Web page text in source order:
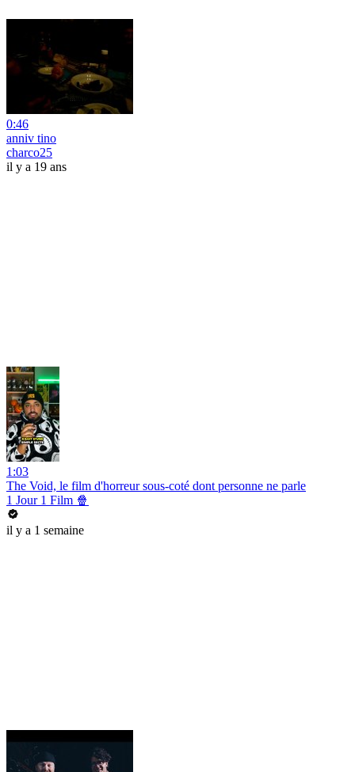
0:46
anniv tino
charco25
il y a 19 ans
1:03
The Void, le film d'horreur sous-coté dont personne ne parle
1 Jour 1 Film 🍿
il y a 1 semaine